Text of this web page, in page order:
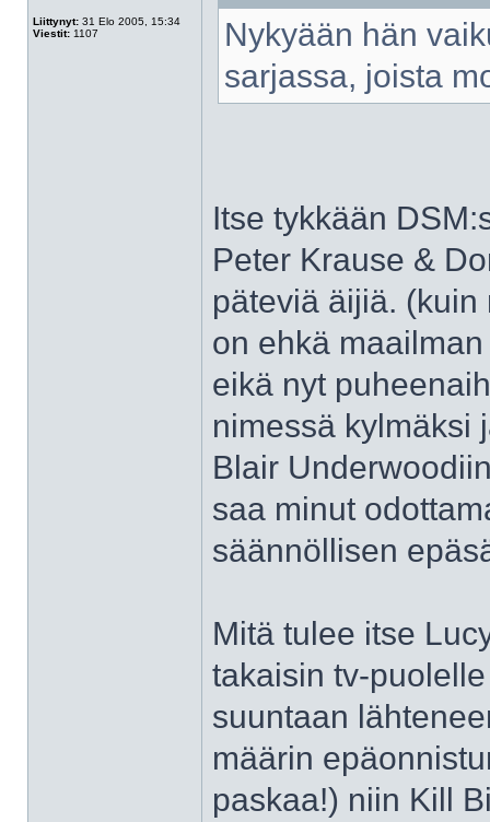
Liittynyt: 31 Elo 2005, 15:34
Viestit: 1107
Nykyään hän
sarjassa, joista
Itse tykkään
Peter Krause &
päteviä äijiä. (kuin
on ehkä
eikä nyt
nimessä kylmäksi
Blair
saa minut
säännöllisen
Mitä tulee itse
takaisin tv-
suuntaan
määrin
paskaa!) niin Kill